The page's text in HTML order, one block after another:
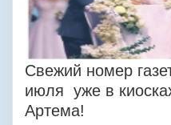
Свежий номер
июля уже в
Артема!